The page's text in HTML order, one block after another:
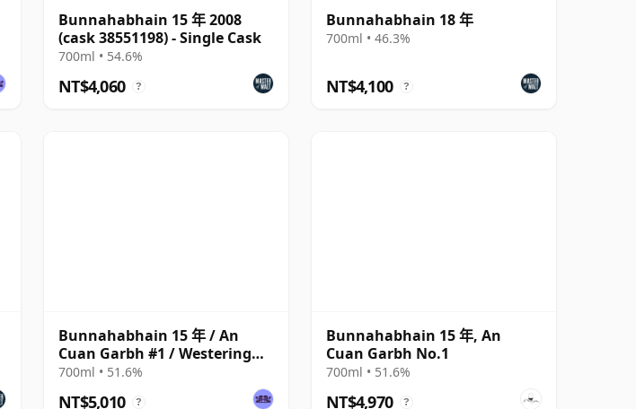
Bunnahabhain 15 年 2008
(cask 38551198) - Single Cask
700ml • 54.6%
NT$4,060 ?
Bunnahabhain 18 年
700ml • 46.3%
NT$4,100 ?
Bunnahabhain 15 年 / An
Cuan Garbh #1 / Westering
Home Collection
700ml • 51.6%
NT$5,010 ?
Bunnahabhain 15 年, An
Cuan Garbh No.1
700ml • 51.6%
NT$4,970 ?